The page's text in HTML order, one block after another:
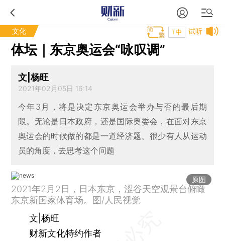
文化 试听
T中
体坛｜东京奥运会“咏叹调”
文|杨旺
2021年02月05日 16:14
今年3月，将是决定东京奥运会举办与否的最后期
限。无论是日本政府，还是国际奥委会，在面对东京
奥运会的时候做的都是一道经济题。很少有人从运动
员的角度，去思考这个问题
原图
2021年2月2日，日本东京，涩谷天空观景台俯瞰
东京新国家体育场。图/人民视觉
文|杨旺
财新文化特约作者